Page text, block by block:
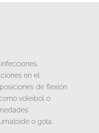
en el
de flexión
voleibol o
o gota.